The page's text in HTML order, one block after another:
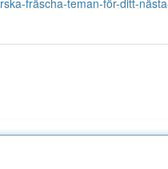
fräscha-teman-för-ditt-